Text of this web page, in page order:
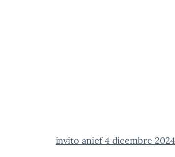
invito anief 4 dicembre 2024